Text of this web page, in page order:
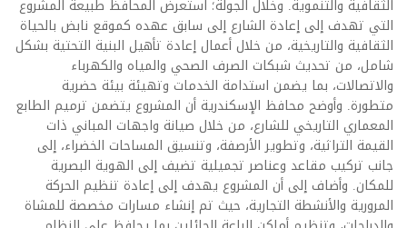
الثقافية والتنموية. وخلال الجولة؛ استعرض المحافظ طبيعة المشروع
التي تهدف إلى إعادة الشارع إلى سابق عهده كموقع نابض بالحياة
الثقافية والتاريخية، من خلال أعمال إعادة تأهيل البنية التحتية بشكل
شامل، من تحديث شبكات الصرف الصحي والمياه والكهرباء
والاتصالات، بما يضمن استدامة الخدمات وتهيئة بيئة حضرية
متطورة. وأوضح محافظ الإسكندرية أن المشروع يتضمن ترميم الطابع
المعماري التاريخي للشارع، من خلال صيانة واجهات المباني ذات
القيمة التراثية، وتطوير الأرصفة، وتنسيق المساحات الخضراء، إلى
جانب تركيب مقاعد وعناصر تجميلية تضيف إلى الهوية البصرية
للمكان. وأضاف إلى أن المشروع يهدف إلى إعادة تنظيم الحركة
المرورية والأنشطة التجارية، حيث تم إنشاء مسارات مخصصة للمشاة